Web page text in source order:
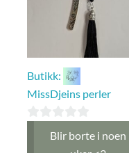
Butikk:
MissDjeins perler
Blir borte i noen